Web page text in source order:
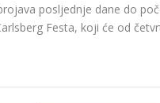
posljednje dane do
Festa, koji će od